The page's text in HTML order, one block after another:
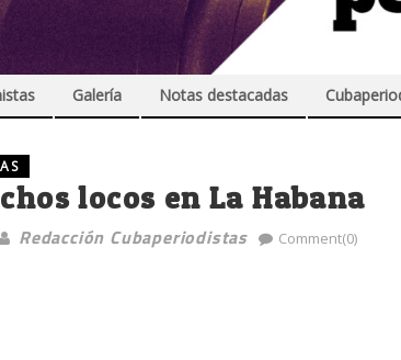
Galería Notas destacadas
locos en La Habana
Redacción Cubaperiodistas Comment(0)